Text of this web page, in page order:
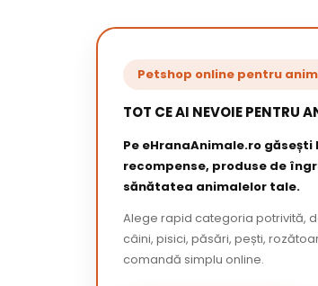
Petshop online pentru
TOT CE AI NEVOIE PENTRU
Pe eHranaAnimale.ro
recompense, produse de
sănătatea animalelor tale.
Alege rapid categoria potrivită,
câini, pisici, păsări, pești,
comandă simplu online.